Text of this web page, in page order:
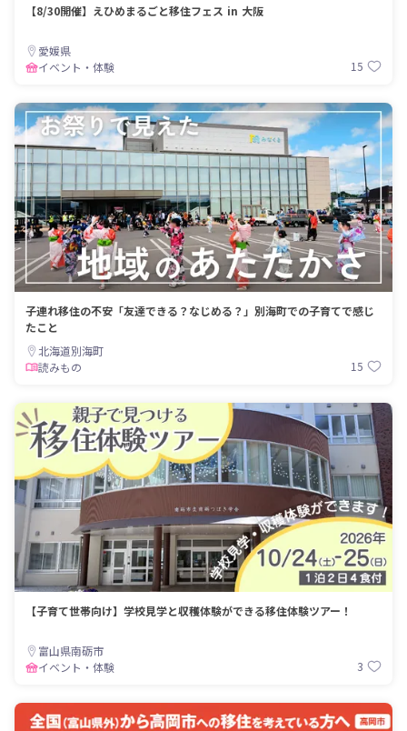
【8/30開催】えひめまるごと移住フェス in 大阪
愛媛県
イベント・体験
15
子連れ移住の不安「友達できる？なじめる？」別海町での子育てで感じ
たこと
北海道別海町
読みもの
15
【子育て世帯向け】学校見学と収穫体験ができる移住体験ツアー！
富山県南砺市
イベント・体験
3